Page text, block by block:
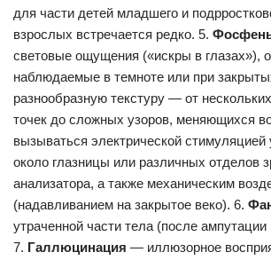
для части детей младшего и
взрослых встречается редко. 5.
световые ощущения («искры в глазах»),
наблюдаемые в темноте или при
разнообразную текстуру — от
точек до сложных узоров, меняющихся
вызываться электрической стимуляцией
около глазницы или различных отделов
анализатора, а также механическим
(надавливанием на закрытое веко). 6.
утраченной части тела (после ампутации
7. Галлюцинация — иллюзорное